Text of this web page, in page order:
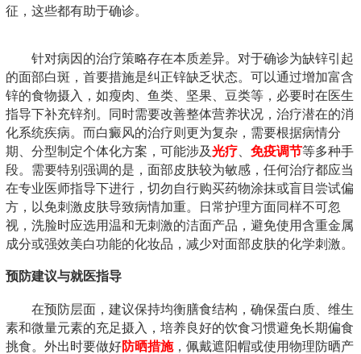
征，这些都有助于确诊。
针对病因的治疗策略存在本质差异。对于确诊为缺锌引起
的面部白斑，首要措施是纠正锌缺乏状态。可以通过增加富含
锌的食物摄入，如瘦肉、鱼类、坚果、豆类等，必要时在医生
指导下补充锌剂。同时需要改善整体营养状况，治疗潜在的消
化系统疾病。而白癜风的治疗则更为复杂，需要根据病情分
期、分型制定个体化方案，可能涉及光疗 免疫调节等多种手
段。需要特别强调的是，面部皮肤较为敏感，任何治疗都应当
在专业医师指导下进行，切勿自行购买药物涂抹或盲目尝试偏
方，以免刺激皮肤导致病情加重。日常护理方面同样不可忽
视，洗脸时应选用温和无刺激的洁面产品，避免使用含重金属
成分或强效美白功能的化妆品，减少对面部皮肤的化学刺激。
预防建议与就医指导
在预防层面，建议保持均衡膳食结构，确保蛋白质、维生
素和微量元素的充足摄入，培养良好的饮食习惯避免长期偏食
挑食。外出时要做好防晒措施，佩戴遮阳帽或使用物理防晒产